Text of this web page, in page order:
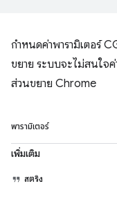
กำหนดค่าพารามิเตอร์
ขยาย ระบบจะไม่สนใจ
ส่วนขยาย Chrome
พารามิเตอร์
เพิ่มเติม
สตริง